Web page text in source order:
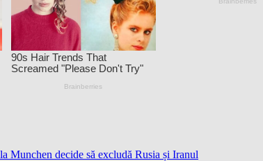
Munchen decide să excludă Rusia și Iranul